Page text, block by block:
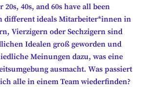
40s, and 60s have all been
different ideals Mitarbeiter*innen in
Vierzigern oder Sechzigern sind
Idealen groß geworden und
Meinungen dazu, was eine
ausmacht. Was passiert
alle in einem Team wiederfinden?